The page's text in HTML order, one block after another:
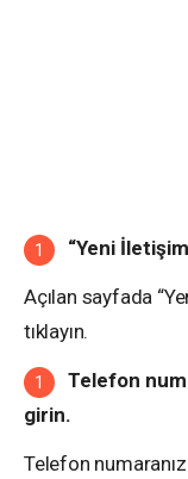
“Yeni
Açılan sayfada
tıklayın.
Telefon
girin.
Telefon